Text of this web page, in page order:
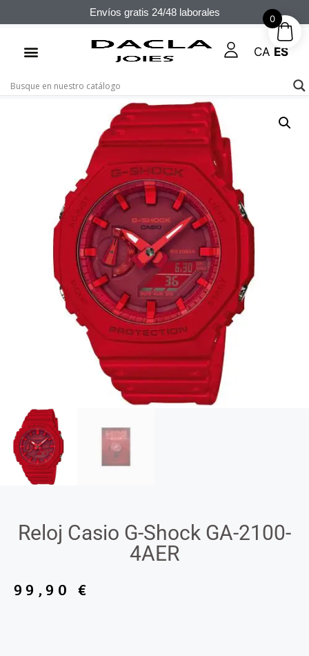
Envíos gratis 24/48 laborales
CA ES
Reloj Casio G-Shock GA-2100-
4AER
99,90€
0